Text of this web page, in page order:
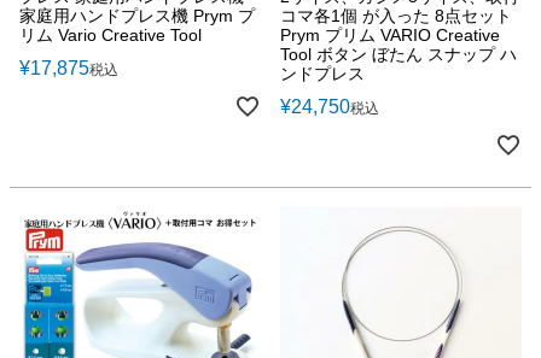
家庭用ハンドプレス機 Prym プ
リム Vario Creative Tool
¥17,875税込
コマ各1個 が入った 8点セット
Prym プリム VARIO Creative
Tool ボタン ぼたん スナップ ハ
ンドプレス
¥24,750税込